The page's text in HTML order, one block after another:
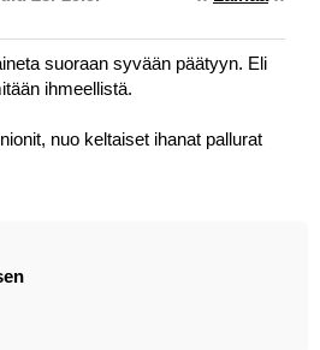
suoraan syvään päätyyn. Eli
ihmeellistä.
nuo keltaiset ihanat pallurat